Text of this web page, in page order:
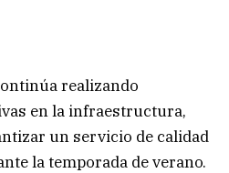
realizando
en la infraestructura,
un servicio de calidad
la temporada de verano.